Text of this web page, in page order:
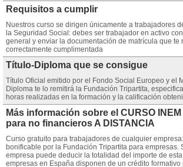
Requisitos a cumplir
Nuestros curso se dirigen únicamente a trabajadores
la Seguridad Social: debes ser trabajador en activo
general y enviar la documentación de matrícula que te
correctamente cumplimentada
Título-Diploma que se consigue
Título Oficial emitido por el Fondo Social Europeo y el
Diploma te lo remitirá la Fundación Tripartita,
horas realizadas en la formación y la calificación
Más información sobre el CURSO
para no financieros A DISTANCIA
Curso gratuito para trabajadores de cualquier
bonificable por la Fundación Tripartita para empresas.
empresa puede deducir la totalidad del importe de
empresas en España disponen de un crédito